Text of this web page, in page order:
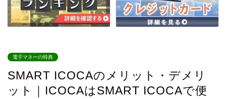
電子マネーの特典
SMART ICOCAのメリット・デメリ
ット｜ICOCAはSMART ICOCAで便